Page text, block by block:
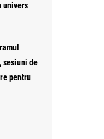
univers
sesiuni de
pentru